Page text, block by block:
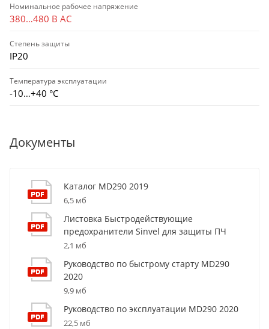
Номинальное рабочее напряжение
380…480 В AC
Степень защиты
IP20
Температура эксплуатации
-10…+40 °С
Документы
Каталог MD290 2019
6,5 мб
Листовка Быстродействующие
предохранители Sinvel для защиты ПЧ
2,1 мб
Руководство по быстрому старту MD290
2020
9,9 мб
Руководство по эксплуатации MD290 2020
22,5 мб